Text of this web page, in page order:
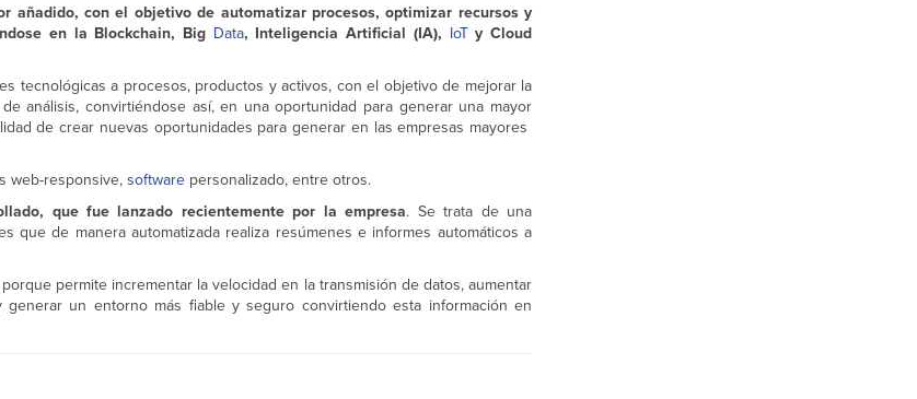
añadido, con el objetivo de automatizar procesos, optimizar recursos y
en la Blockchain, Big Data, Inteligencia Artificial (IA), IoTy Cloud
tecnológicas a procesos, productos y activos, con el objetivo de mejorar la
análisis, convirtiéndose así, en una oportunidad para generar una mayor
de crear nuevas oportunidades para generar en las empresas mayores
web-responsive,software personalizado, entre otros.
que fue lanzado recientemente por la empresa. Se trata de una
de manera automatizada realiza resúmenes e informes automáticos a
permite incrementar la velocidad en la transmisión de datos, aumentar
un entorno más fiable y seguro convirtiendo esta información en